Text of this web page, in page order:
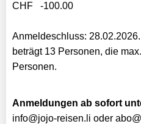
CHF -100.00
Anmeldeschluss:
beträgt 13 Personen, die
Personen.
Anmeldungen ab sofort
info@jojo-reisen.li oder